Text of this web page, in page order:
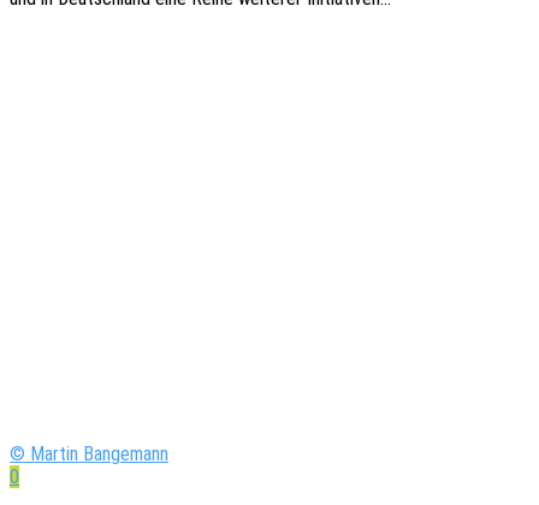
© Martin Bangemann
0